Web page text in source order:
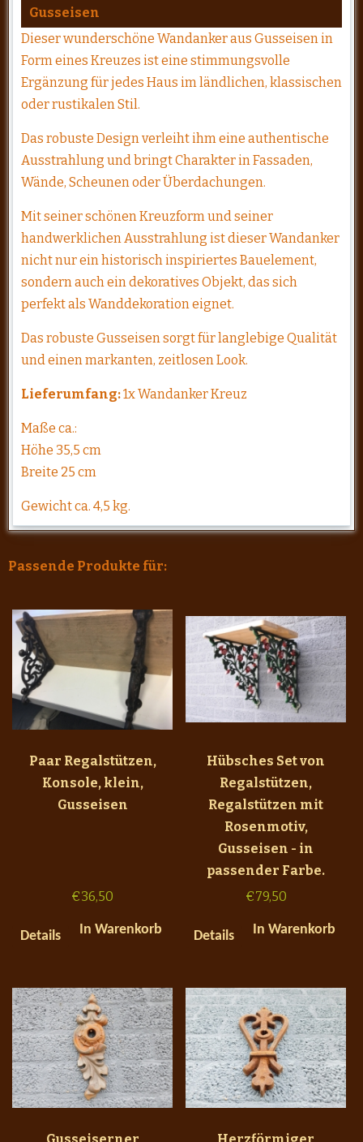
Gusseisen
Dieser wunderschöne Wandanker aus Gusseisen in
Form eines Kreuzes ist eine stimmungsvolle
Ergänzung für jedes Haus im ländlichen, klassischen
oder rustikalen Stil.
Das robuste Design verleiht ihm eine authentische
Ausstrahlung und bringt Charakter in Fassaden,
Wände, Scheunen oder Überdachungen.
Mit seiner schönen Kreuzform und seiner
handwerklichen Ausstrahlung ist dieser Wandanker
nicht nur ein historisch inspiriertes Bauelement,
sondern auch ein dekoratives Objekt, das sich
perfekt als Wanddekoration eignet.
Das robuste Gusseisen sorgt für langlebige Qualität
und einen markanten, zeitlosen Look.
Lieferumfang:1x Wandanker Kreuz
Maße ca.:
Höhe 35,5 cm
Breite 25 cm
Gewicht ca. 4,5 kg.
Passende Produkte für:
Paar Regalstützen,
Konsole, klein,
Gusseisen
€36,50
Details In Warenkorb
Hübsches Set von
Regalstützen,
Regalstützen mit
Rosenmotiv,
Gusseisen - in
passender Farbe.
€79,50
Details In Warenkorb
Gusseiserner Herzförmiger